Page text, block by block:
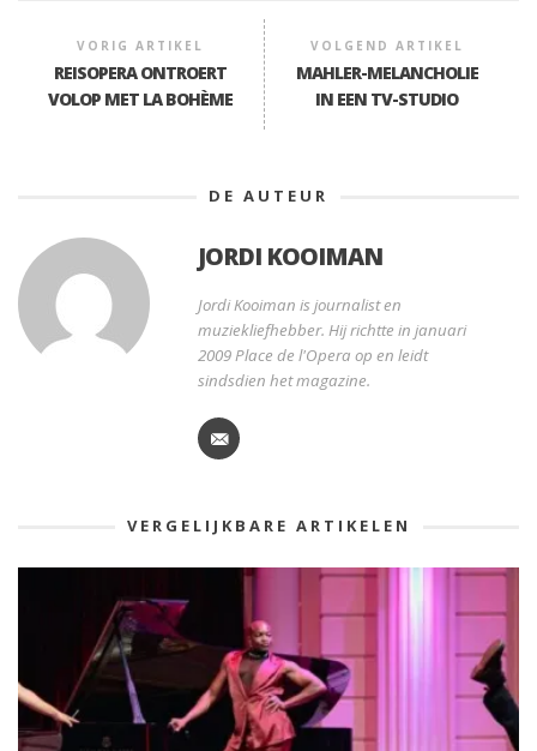
VORIG ARTIKEL
REISOPERA ONTROERT
VOLOP MET LA BOHÈME
VOLGEND ARTIKEL
MAHLER-MELANCHOLIE
IN EEN TV-STUDIO
DE AUTEUR
JORDI KOOIMAN
Jordi Kooiman is journalist en
muziekliefhebber. Hij richtte in januari
2009 Place de l'Opera op en leidt
sindsdien het magazine.
VERGELIJKBARE ARTIKELEN